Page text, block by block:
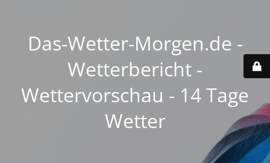
Das-Wetter-Morgen.de -
Wetterbericht -
Wettervorschau - 14 Tage
Wetter